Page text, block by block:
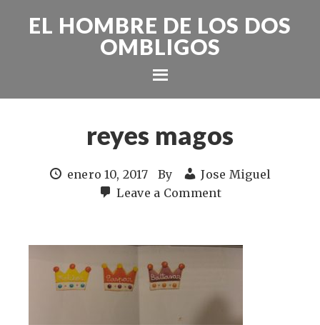
EL HOMBRE DE LOS DOS
OMBLIGOS
reyes magos
enero 10, 2017 By
Jose Miguel
Leave a Comment